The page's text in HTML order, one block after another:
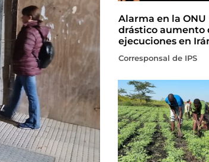
Alarma en la ONU
drástico aumento
ejecuciones en
Corresponsal de IPS